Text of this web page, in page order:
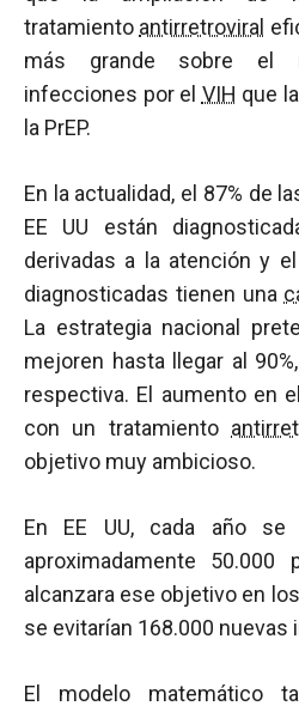
tratamiento antirretroviral
más grande sobre el
infecciones por el VIH que
la PrEP.
En la actualidad, el 87% de
EE UU están
derivadas a la atención y
diagnosticadas tienen una
La estrategia nacional
mejoren hasta llegar al
respectiva. El aumento en
con un tratamiento
objetivo muy ambicioso.
En EE UU, cada año
aproximadamente
alcanzara ese objetivo en
se evitarían 168.000
El modelo matemático